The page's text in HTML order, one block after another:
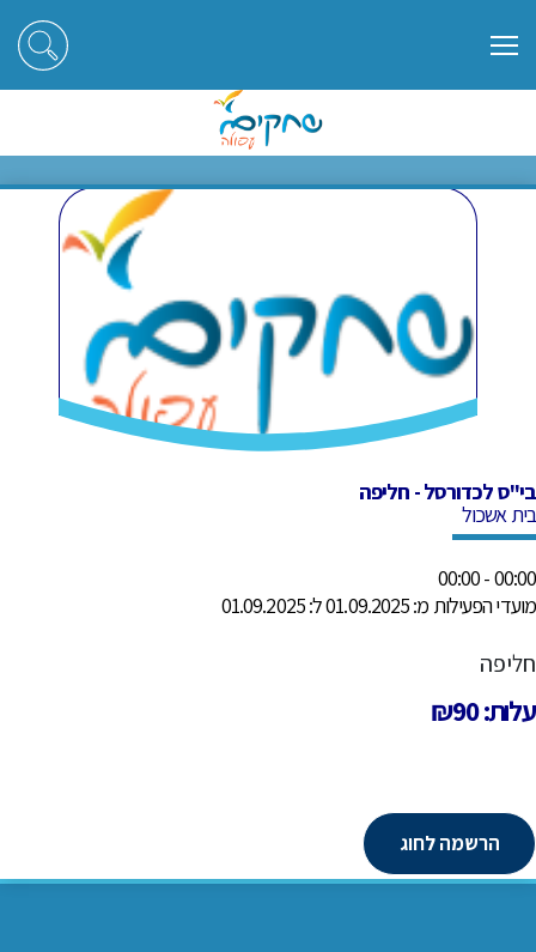
בי"ס לכדורסל - חליפה
בי"ס לכדורסל - חליפה
בית אשכול
00:00 - 00:00
מועדי הפעילות מ: 01.09.2025 ל: 01.09.2025
חליפה
עלות: ₪90
הרשמה לחוג